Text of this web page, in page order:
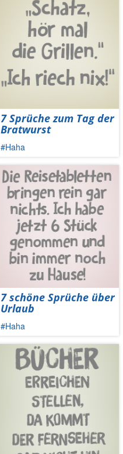
7 Sprüche zum Tag der
Bratwurst
#Haha
7 schöne Sprüche über
Urlaub
#Haha